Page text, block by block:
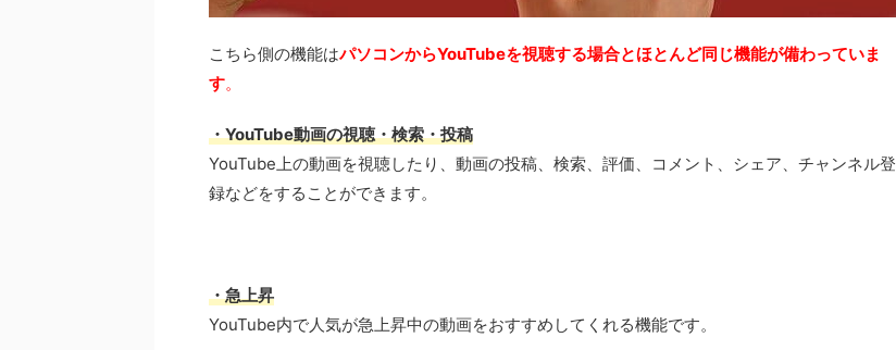
こちら側の機能はパソコンからYouTubeを視聴する場合とほとんど同じ機能が備わっていま
す。
・YouTube動画の視聴・検索・投稿
YouTube上の動画を視聴したり、動画の投稿、検索、評価、コメント、シェア、チャンネル登
録などをすることができます。
・急上昇
YouTube内で人気が急上昇中の動画をおすすめしてくれる機能です。